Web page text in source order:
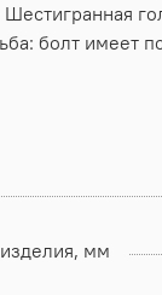
болт имеет
мм